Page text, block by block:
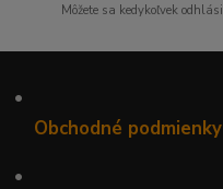
Môžete sa kedykoľvek
•
Obchodné podmienky
•